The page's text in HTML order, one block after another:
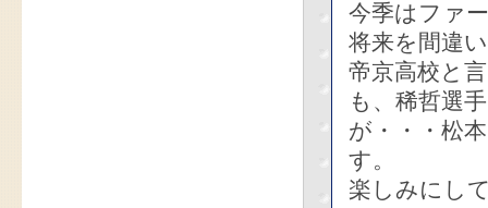
今季はファ
将来を間違
帝京高校と
も、稀哲選
が・・・松
す。
楽しみにし